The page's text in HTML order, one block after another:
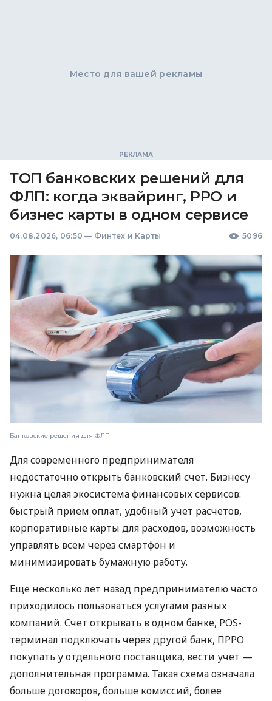
Место для вашей рекламы
ТОП банковских решений для
ФЛП: когда эквайринг, РРО и
бизнес карты в одном сервисе
04.08.2026, 06:50 — Финтех и Карты 5096
Банковские решения для ФЛП
Для современного предпринимателя
недостаточно открыть банковский счет. Бизнесу
нужна целая экосистема финансовых сервисов:
быстрый прием оплат, удобный учет расчетов,
корпоративные карты для расходов, возможность
управлять всем через смартфон и
минимизировать бумажную работу.
Еще несколько лет назад предпринимателю часто
приходилось пользоваться услугами разных
компаний. Счет открывать в одном банке, POS-
терминал подключать через другой банк, ПРРО
покупать у отдельного поставщика, вести учет —
дополнительная программа. Такая схема означала
больше договоров, больше комиссий, более